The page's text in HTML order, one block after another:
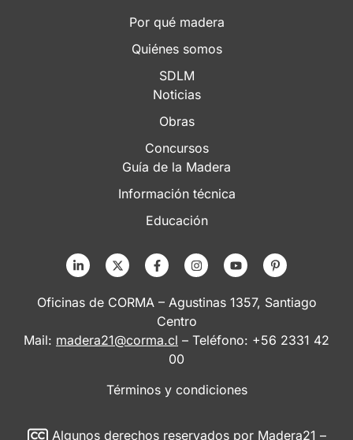
Por qué madera
Quiénes somos
SDLM
Noticias
Obras
Concursos
Guía de la Madera
Información técnica
Educación
Oficinas de CORMA – Agustinas 1357, Santiago
Centro
Mail: madera21@corma.cl – Teléfono: +56 2331 42
00
Términos y condiciones
Algunos derechos reservadospor Madera21 –